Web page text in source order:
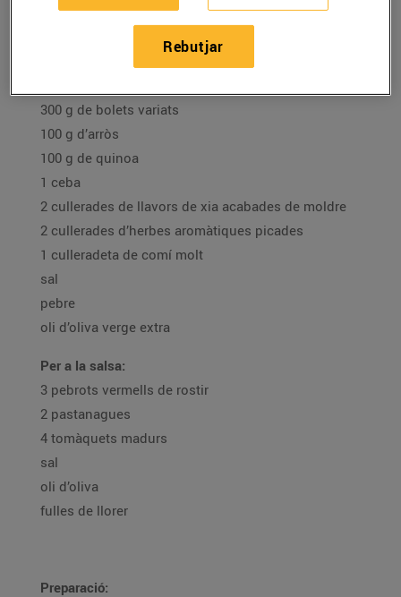
Ingredients per a 4 persones:
300 g de bolets variats
100 g d’arròs
100 g de quinoa
1 ceba
2 cullerades de llavors de xia acabades de moldre
2 cullerades d’herbes aromàtiques picades
1 culleradeta de comí molt
sal
pebre
oli d’oliva verge extra
Per a la salsa:
3 pebrots vermells de rostir
2 pastanagues
4 tomàquets madurs
sal
oli d’oliva
fulles de llorer
Preparació:
Rebutjar